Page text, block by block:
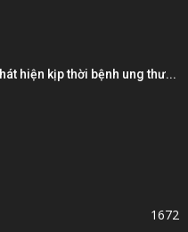
hiện kịp thời bệnh ung thư...
1672